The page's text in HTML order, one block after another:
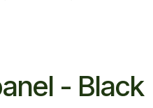
- Black